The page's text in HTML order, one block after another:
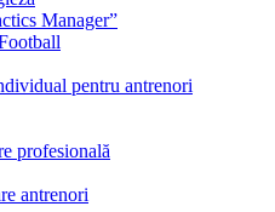
Manager”
pentru antrenori
profesională
antrenori